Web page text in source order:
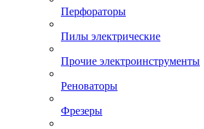
Перфораторы
Пилы электрические
Прочие электроинструменты
Реноваторы
Фрезеры